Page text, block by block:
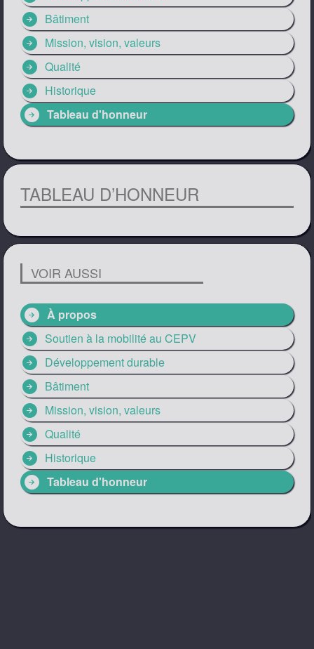
arrow_circle_right Bâtiment
arrow_circle_right Mission, vision, valeurs
arrow_circle_right Qualité
arrow_circle_right Historique
arrow_circle_right Tableau d'honneur
TABLEAU D’HONNEUR
VOIR AUSSI
arrow_circle_right À propos
arrow_circle_right Soutien à la mobilité au CEPV
arrow_circle_right Développement durable
arrow_circle_right Bâtiment
arrow_circle_right Mission, vision, valeurs
arrow_circle_right Qualité
arrow_circle_right Historique
arrow_circle_right Tableau d'honneur